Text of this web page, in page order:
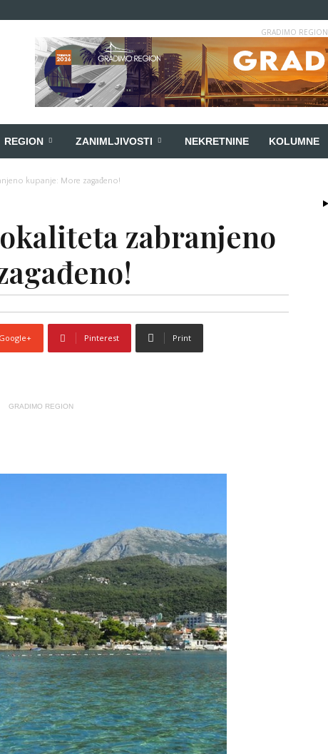
GRADIMO REGION
REGION ZANIMLJIVOSTI NEKRETNINE KOLUMNE
kupanje: More zagađeno!
zabranjeno
Google+ Pinterest Print
GRADIMO REGION